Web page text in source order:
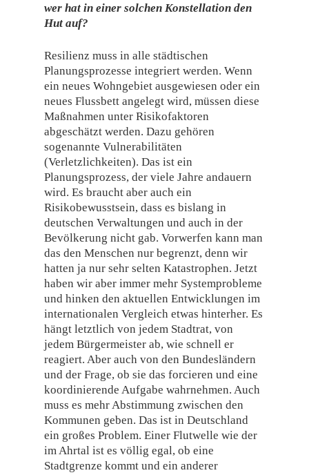
wer hat in einer solchen Konstellation den
Hut auf?
Resilienz muss in alle städtischen
Planungsprozesse integriert werden. Wenn
ein neues Wohngebiet ausgewiesen oder ein
neues Flussbett angelegt wird, müssen diese
Maßnahmen unter Risikofaktoren
abgeschätzt werden. Dazu gehören
sogenannte Vulnerabilitäten
(Verletzlichkeiten). Das ist ein
Planungsprozess, der viele Jahre andauern
wird. Es braucht aber auch ein
Risikobewusstsein, dass es bislang in
deutschen Verwaltungen und auch in der
Bevölkerung nicht gab. Vorwerfen kann man
das den Menschen nur begrenzt, denn wir
hatten ja nur sehr selten Katastrophen. Jetzt
haben wir aber immer mehr Systemprobleme
und hinken den aktuellen Entwicklungen im
internationalen Vergleich etwas hinterher. Es
hängt letztlich von jedem Stadtrat, von
jedem Bürgermeister ab, wie schnell er
reagiert. Aber auch von den Bundesländern
und der Frage, ob sie das forcieren und eine
koordinierende Aufgabe wahrnehmen. Auch
muss es mehr Abstimmung zwischen den
Kommunen geben. Das ist in Deutschland
ein großes Problem. Einer Flutwelle wie der
im Ahrtal ist es völlig egal, ob eine
Stadtgrenze kommt und ein anderer